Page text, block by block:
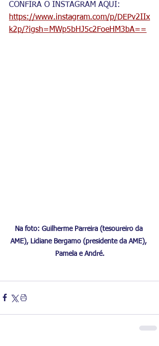
CONFIRA O INSTAGRAM AQUI:
https://www.instagram.com/p/DEPv2IIx
k2p/?igsh=MWp5bHJ5c2FoeHM3bA==
Na foto: Guilherme Parreira (tesoureiro da
AME), Lidiane Bergamo (presidente da AME),
Pamela e André.